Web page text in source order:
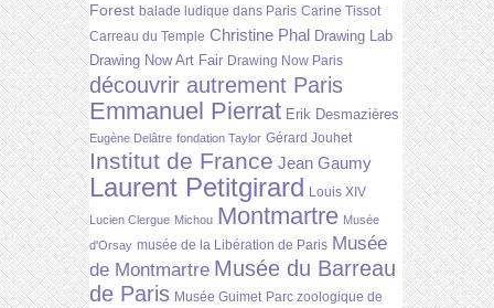
Forest balade ludique dans Paris Carine Tissot
Carreau du Temple Christine Phal Drawing Lab
Drawing Now Art Fair Drawing Now Paris
découvrir autrement Paris
Emmanuel Pierrat Erik Desmazières
Eugène Delâtre fondation Taylor Gérard Jouhet
Institut de France Jean Gaumy
Laurent Petitgirard Louis XIV
Lucien Clergue Michou Montmartre Musée
d'Orsay musée de la Libération de Paris Musée
de Montmartre Musée du Barreau
de Paris Musée Guimet Parc zoologique de